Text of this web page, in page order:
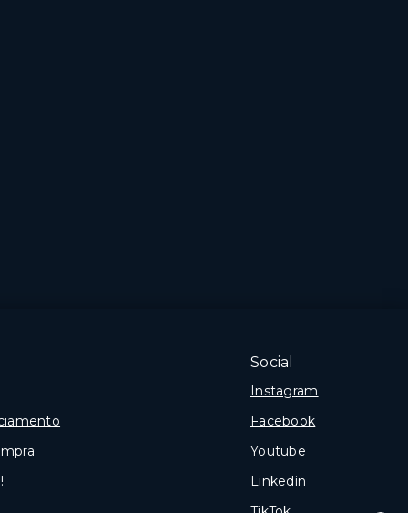
Social
Instagram
Facebook
Youtube
Linkedin